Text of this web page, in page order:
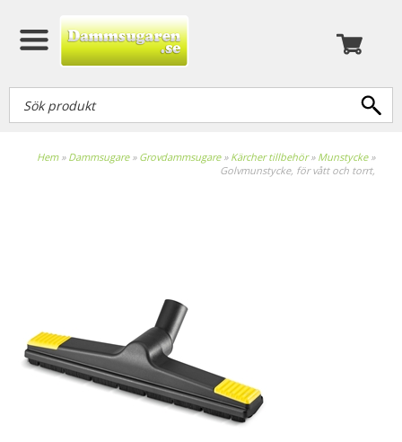
Hem» Dammsugare» Grovdammsugare» Kärcher tillbehör» Munstycke»
Golvmunstycke, för vått och torrt,